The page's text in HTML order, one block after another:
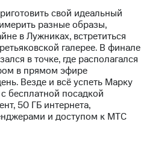
свой идеальный
разные образы,
в Лужниках, встретиться
галерее. В финале
в точке, где располагался
в прямом эфире
Везде и всё успеть Марку
бесплатной посадкой
50 ГБ интернета,
и доступом к МТС